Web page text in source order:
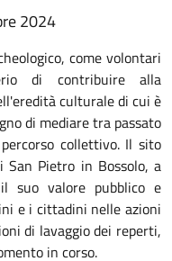
2024
come volontari
di contribuire alla
culturale di cui è
di mediare tra passato
collettivo. Il sito
San Pietro in Bossolo, a
suo valore pubblico e
e i cittadini nelle azioni
di lavaggio dei reperti,
in corso.